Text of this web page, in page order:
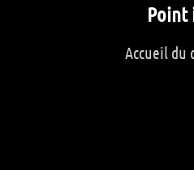
Accueil du